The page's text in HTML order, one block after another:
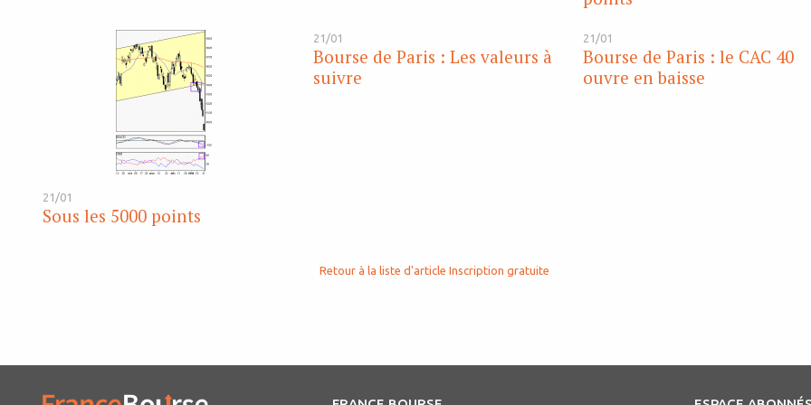
21/01
Sous les 5000 points
21/01
Bourse de Paris : Les valeurs à
suivre
21/01
Bourse de Paris : le CAC 40
ouvre en baisse
Retour à la liste d'article Inscription gratuite